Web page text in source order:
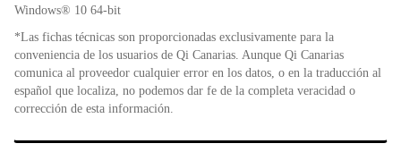
Windows® 10 64-bit
*Las fichas técnicas son proporcionadas exclusivamente para la
conveniencia de los usuarios de Qi Canarias. Aunque Qi Canarias
comunica al proveedor cualquier error en los datos, o en la traducción al
español que localiza, no podemos dar fe de la completa veracidad o
corrección de esta información.